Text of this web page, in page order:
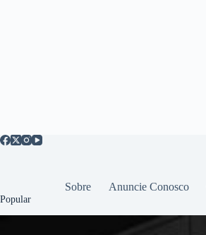
Sobre Anuncie Conosco
Popular